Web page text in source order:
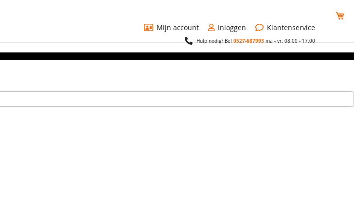
Mijn account
Inloggen Klantenservice
Hulp nodig? Bel0527-687993ma - vr: 08:00 - 17:00